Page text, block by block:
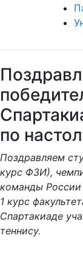
по
Поздравляем
курс ФЗИ),
команды
1 курс
Спартакиаде
теннису.